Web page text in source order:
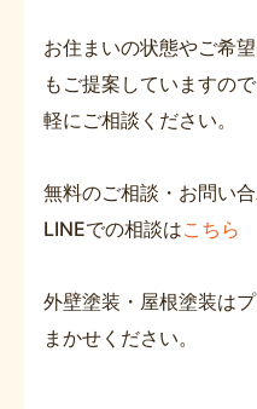
お住まいの状態やご希
もご提案していますの
軽にご相談ください。
無料のご相談・お問い
LINEでの相談はこちら
外壁塗装・屋根塗装は
まかせください。